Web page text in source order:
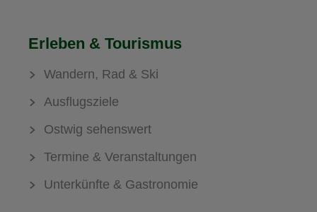
Erleben & Tourismus
Wandern, Rad & Ski
Ausflugsziele
Ostwig sehenswert
Termine & Veranstaltungen
Unterkünfte & Gastronomie